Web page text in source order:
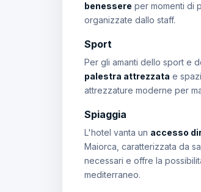
benessere per momenti di
organizzate dallo staff.
Sport
Per gli amanti dello sport e
palestra attrezzata e
attrezzature moderne per
Spiaggia
L'hotel vanta un accesso
Maiorca, caratterizzata da
necessari e offre la
mediterraneo.